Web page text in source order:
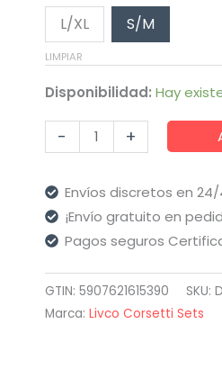
L/XL
S/M
LIMPIAR
Disponibilidad: Hay
-
Livco
Corsetti
-
Limpid
Snowflakes
Lc
90604
+
Envíos discretos en
¡Envío gratuito en
Pagos seguros
GTIN: 5907621615390 SKU:
Marca: Livco Corsetti Sets